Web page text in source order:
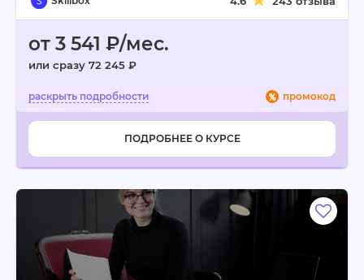
от 3 541 ₽/мес.
или сразу 72 245 ₽
промокод
ПОДРОБНЕЕ О КУРСЕ